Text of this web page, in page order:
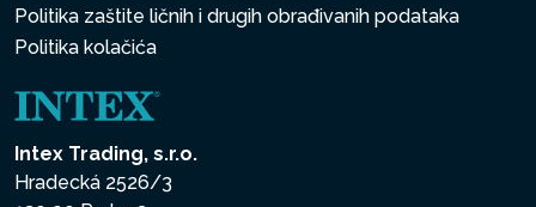
Politika zaštite ličnih i drugih obrađivanih podataka
Politika kolačića
Intex Trading, s.r.o.
Hradecká 2526/3